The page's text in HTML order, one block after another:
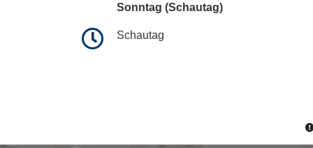
Sonntag (Schautag)
Schautag